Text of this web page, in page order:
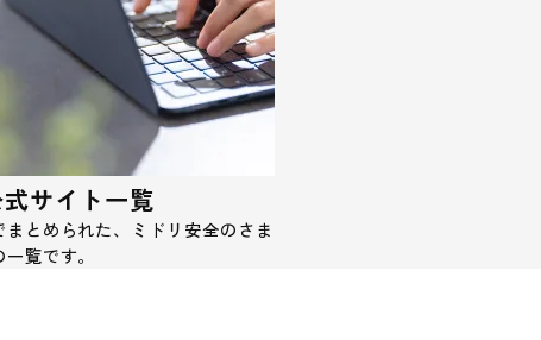
サイト一覧
とめられた、ミドリ安全のさま
覧です。